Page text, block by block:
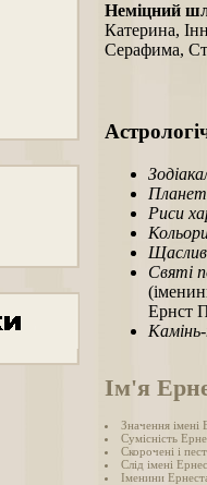
Неміцний
Катерина,
Серафима,
Риси
Святі
Ернст
Ім'я
Значення імені
Сумісність
Скорочені і
Слід імені
Іменини